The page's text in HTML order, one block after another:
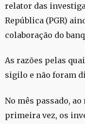
relator das
República (PGR)
colaboração do
As razões pelas
sigilo e não foram
No mês passado,
primeira vez, os